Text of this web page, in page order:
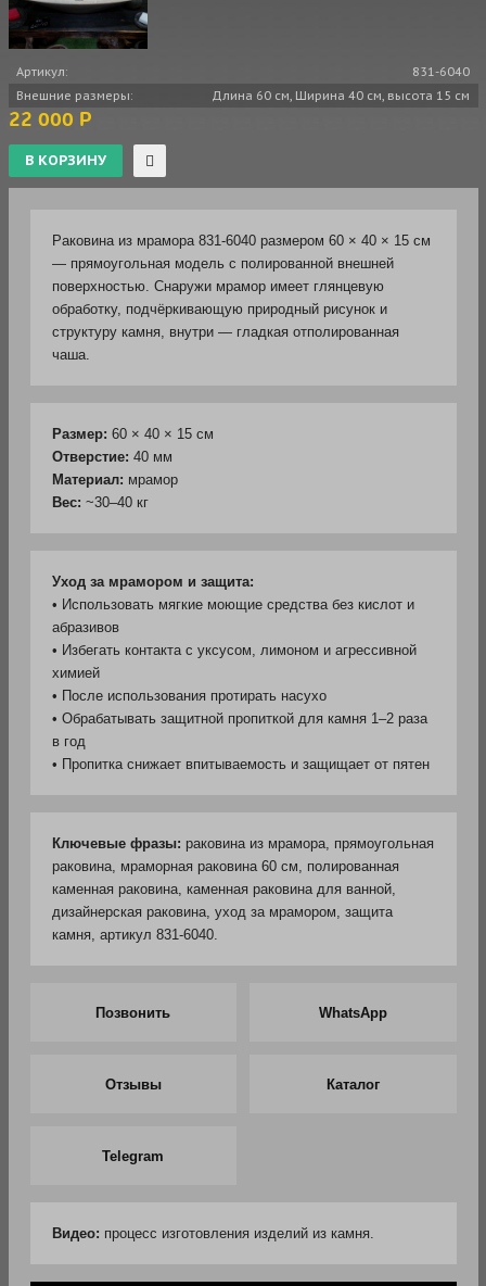
Артикул:
831-6040
Внешние размеры:
Длина 60 см, Ширина 40 см, высота 15 см
22 000 Р
Раковина из мрамора 831-6040 размером 60 × 40 × 15 см
— прямоугольная модель с полированной внешней
поверхностью. Снаружи мрамор имеет глянцевую
обработку, подчёркивающую природный рисунок и
структуру камня, внутри — гладкая отполированная
чаша.
Размер: 60 × 40 × 15 см
Отверстие: 40 мм
Материал: мрамор
Вес: ~30–40 кг
Уход за мрамором и защита:
• Использовать мягкие моющие средства без кислот и
абразивов
• Избегать контакта с уксусом, лимоном и агрессивной
химией
• После использования протирать насухо
• Обрабатывать защитной пропиткой для камня 1–2 раза
в год
• Пропитка снижает впитываемость и защищает от пятен
Ключевые фразы: раковина из мрамора, прямоугольная
раковина, мраморная раковина 60 см, полированная
каменная раковина, каменная раковина для ванной,
дизайнерская раковина, уход за мрамором, защита
камня, артикул 831-6040.
Позвонить WhatsApp
Отзывы Каталог
Telegram
Видео: процесс изготовления изделий из камня.